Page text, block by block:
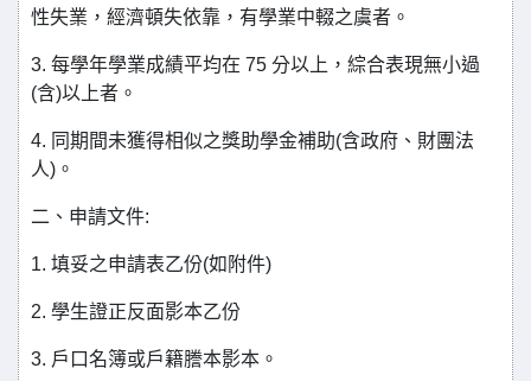
性失業，經濟頓失依靠，有學業中輟之虞者。
3. 每學年學業成績平均在 75 分以上，綜合表現無小過
(含)以上者。
4. 同期間未獲得相似之獎助學金補助(含政府、財團法
人)。
二、申請文件:
1. 填妥之申請表乙份(如附件)
2. 學生證正反面影本乙份
3. 戶口名簿或戶籍謄本影本。